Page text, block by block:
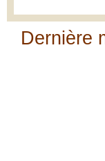
Dernière